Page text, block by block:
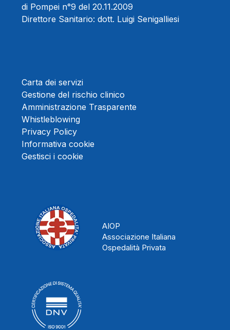
di Pompei n°9 del 20.11.2009
Direttore Sanitario: dott. Luigi Senigalliesi
Carta dei servizi
Gestione del rischio clinico
Amministrazione Trasparente
Whistleblowing
Privacy Policy
Informativa cookie
Gestisci i cookie
AIOP
Associazione Italiana
Ospedalità Privata